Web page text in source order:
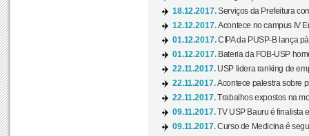
18.12.2017.Serviços da Prefeitura
12.12.2017.Acontece no campus IV
01.12.2017.CIPA da PUSP-B lança
01.12.2017. Bateria da FOB-USP
22.11.2017. USP lidera ranking de
22.11.2017.Acontece palestra sobre
22.11.2017.Trabalhos expostos na
09.11.2017.TV USP Bauru é finalista
09.11.2017.Curso de Medicina é